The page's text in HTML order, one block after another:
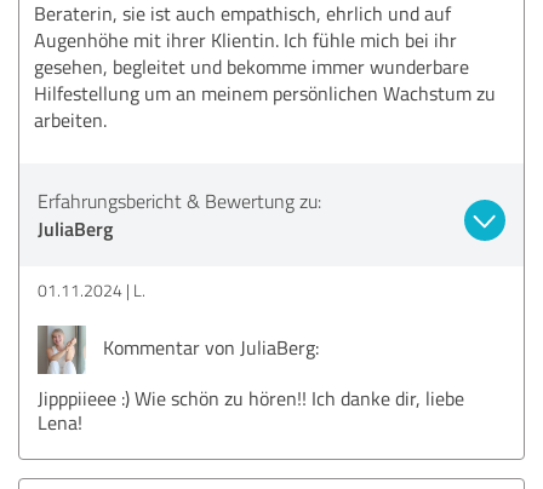
Beraterin, sie ist auch empathisch, ehrlich und auf
Augenhöhe mit ihrer Klientin. Ich fühle mich bei ihr
gesehen, begleitet und bekomme immer wunderbare
Hilfestellung um an meinem persönlichen Wachstum zu
arbeiten.
Erfahrungsbericht & Bewertung zu:
JuliaBerg
01.11.2024 L.
Kommentar von JuliaBerg:
Jipppiieee :) Wie schön zu hören!! Ich danke dir, liebe
Lena!